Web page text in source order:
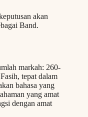
akan
Band.
markah: 260-
tepat dalam
bahasa yang
yang amat
dengan amat